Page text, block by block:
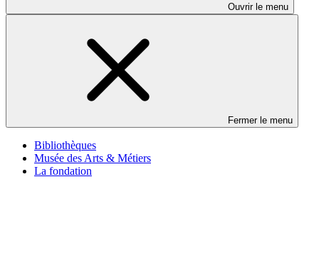
Ouvrir le menu
Fermer le menu
Bibliothèques
Musée des Arts & Métiers
La fondation